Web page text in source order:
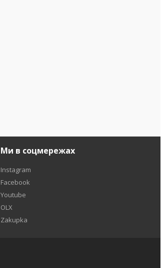
Ми в соцмережах
Instagram
Facebook
Youtube
OLX
Zakupka